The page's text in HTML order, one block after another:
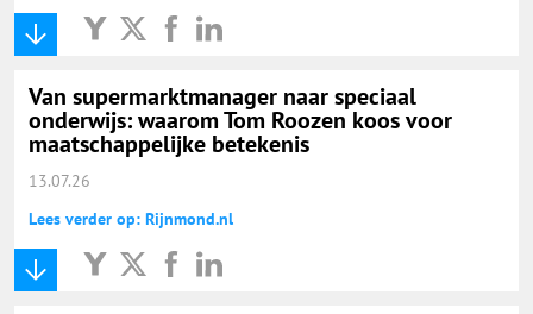
Van supermarktmanager naar speciaal
onderwijs: waarom Tom Roozen koos voor
maatschappelijke betekenis
13.07.26
Lees verder op: Rijnmond.nl